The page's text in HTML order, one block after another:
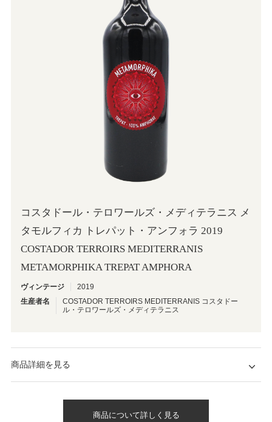
コスタドール・テロワールズ・メディテラニス メ
タモルフィカ トレパット・アンフォラ 2019
COSTADOR TERROIRS MEDITERRANIS
METAMORPHIKA TREPAT AMPHORA
ヴィンテージ
2019
生産者名
COSTADOR TERROIRS MEDITERRANIS コスタドー
ル・テロワールズ・メディテラニス
商品詳細を見る
商品について詳しく見る